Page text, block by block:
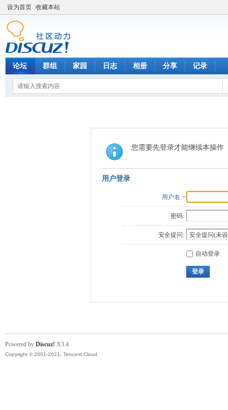
设为首页 收藏本站
论坛 群组 家园 日志 相册 分享 记录
您需要先登录才能继续本操作
用户登录
用户名
密码:
安全提问:
自动登录
登录
Powered by Discuz! X3.4
Copyright © 2001-2021, Tencent Cloud.